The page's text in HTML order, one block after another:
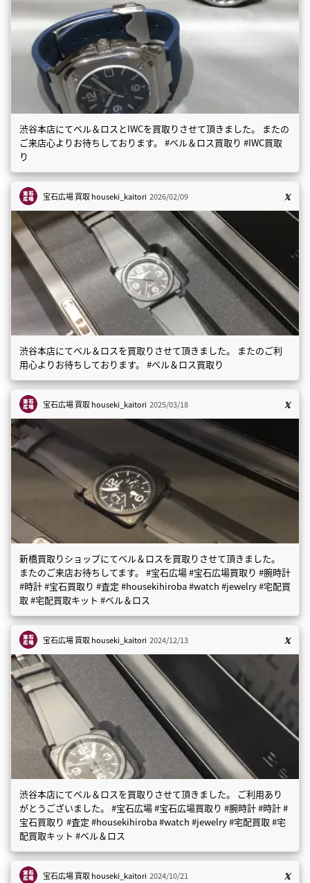
渋谷本店にてベル＆ロスとIWCを買取りさせて頂きました。 またの
ご来店心よりお待ちしております。 #ベル＆ロス買取り #IWC買取
り
宝石広場 買取houseki_kaitori 2026/02/09
渋谷本店にてベル＆ロスを買取りさせて頂きました。 またのご利
用心よりお待ちしております。 #ベル＆ロス買取り
宝石広場 買取houseki_kaitori 2025/03/18
新橋買取りショップにてベル＆ロスを買取りさせて頂きました。
またのご来店お待ちしてます。 #宝石広場 #宝石広場買取り #腕時計
#時計 #宝石買取り #査定 #housekihiroba #watch #jewelry #宅配買
取 #宅配買取キット #ベル＆ロス
宝石広場 買取houseki_kaitori 2024/12/13
渋谷本店にてベル＆ロスを買取りさせて頂きました。 ご利用あり
がとうございました。 #宝石広場 #宝石広場買取り #腕時計 #時計 #
宝石買取り #査定 #housekihiroba #watch #jewelry #宅配買取 #宅
配買取キット #ベル＆ロス
宝石広場 買取houseki_kaitori 2024/10/21